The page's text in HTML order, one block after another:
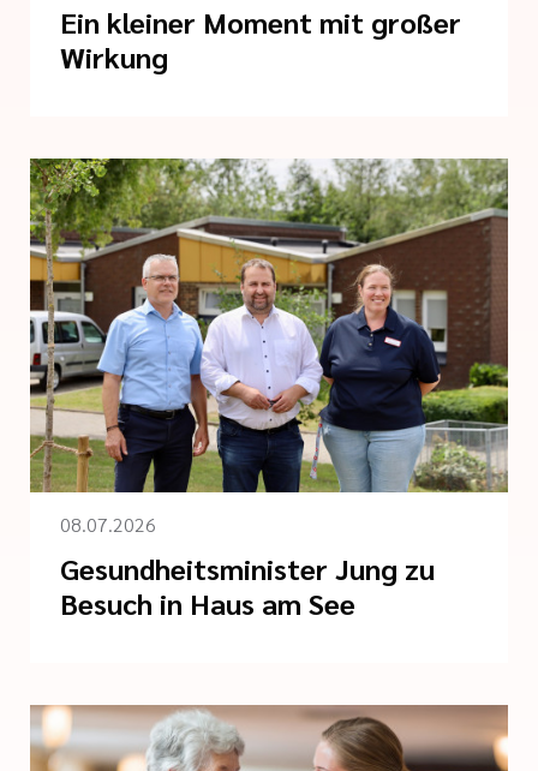
Ein kleiner Moment mit großer
Wirkung
08.07.2026
Gesundheitsminister Jung zu
Besuch in Haus am See